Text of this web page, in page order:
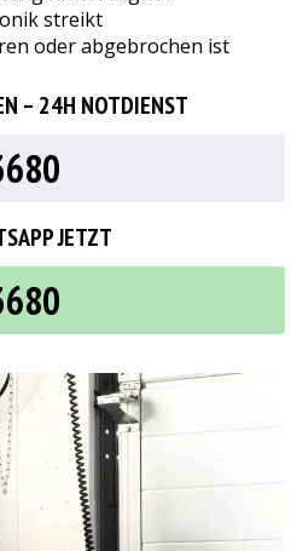
streikt
oder abgebrochen ist
– 24H NOTDIENST
JETZT